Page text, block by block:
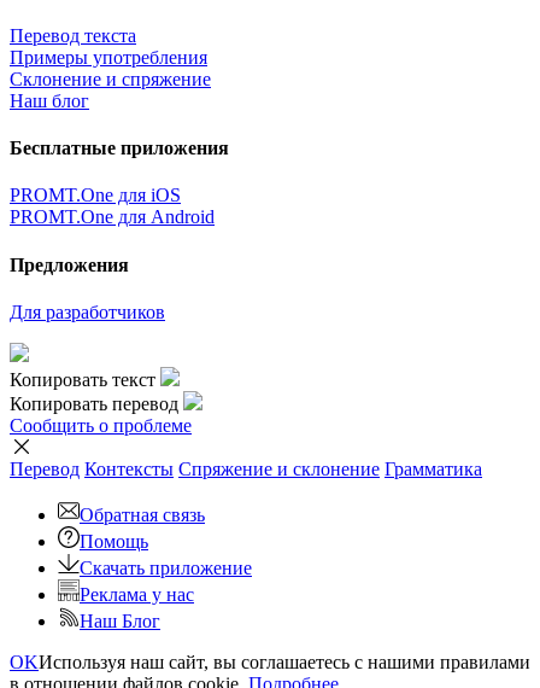
Перевод текста
Примеры употребления
Склонение и спряжение
Наш блог
Бесплатные приложения
PROMT.One для iOS
PROMT.One для Android
Предложения
Для разработчиков
Копировать текст
Копировать перевод
Сообщить о проблеме
Перевод Контексты Спряжение и склонение Грамматика
Обратная связь
Помощь
Скачать приложение
Реклама у нас
Наш Блог
OKИспользуя наш сайт, вы соглашаетесь с нашими правилами
в отношении файлов cookie. Подробнее